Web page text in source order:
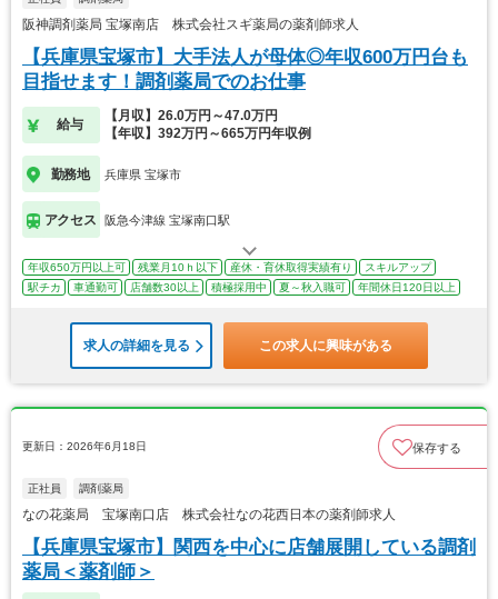
阪神調剤薬局 宝塚南店 株式会社スギ薬局の薬剤師求人
【兵庫県宝塚市】大手法人が母体◎年収600万円台も
目指せます！調剤薬局でのお仕事
給与
【月収】26.0万円～47.0万円
【年収】392万円～665万円年収例
勤務地 兵庫県 宝塚市
アクセス 阪急今津線 宝塚南口駅
年収650万円以上可 残業月10ｈ以下 産休・育休取得実績有り
スキルアップ
駅チカ
車通勤可 店舗数30以上 積極採用中 夏～秋入職可 年間休日120日以上
求人の詳細を見る この求人に興味がある
更新日：2026年6月18日 保存する
正社員 調剤薬局
なの花薬局 宝塚南口店 株式会社なの花西日本の薬剤師求人
【兵庫県宝塚市】関西を中心に店舗展開している調剤
薬局＜薬剤師＞